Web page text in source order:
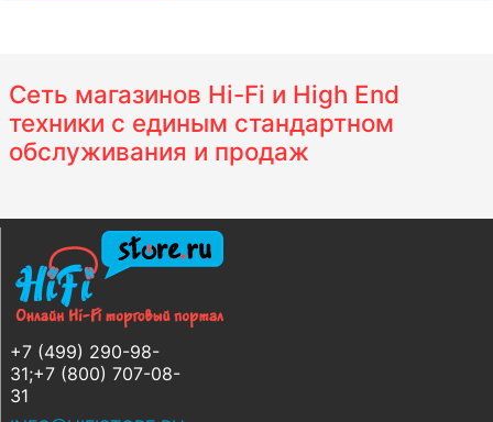
Сеть магазинов Hi-Fi и High End
техники с единым стандартном
обслуживания и продаж
+7 (499) 290-98-
31;+7 (800) 707-08-
31